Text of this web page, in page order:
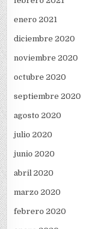
enero 2021
diciembre 2020
noviembre 2020
octubre 2020
septiembre 2020
agosto 2020
julio 2020
junio 2020
abril 2020
marzo 2020
febrero 2020